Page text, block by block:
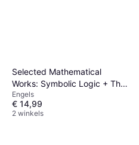
Selected Mathematical
Works: Symbolic Logic + The
Game of Logic + Feeding the
Mind (E-book, 2014)
Engels
€ 14,99
2 winkels